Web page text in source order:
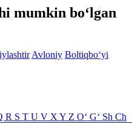
mumkin bo‘lgan
Avloniy Boltiqbo‘yi
R S T U V X Y Z O‘ G‘ Sh Ch